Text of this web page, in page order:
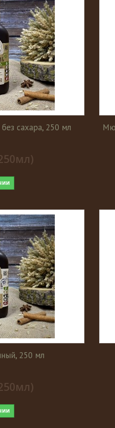
сахара, 250 мл
250 мл